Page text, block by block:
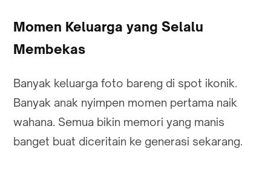
Momen Keluarga yang Selalu
Membekas
Banyak keluarga foto bareng di spot ikonik.
Banyak anak nyimpen momen pertama naik
wahana. Semua bikin memori yang manis
banget buat diceritain ke generasi sekarang.